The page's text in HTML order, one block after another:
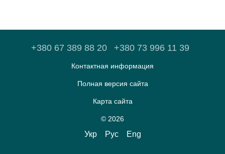
+380 67 389 88 20 +380 73 996 11 39
Контактная информация
Полная версия сайта
Карта сайта
© 2026
Укр Рус Eng